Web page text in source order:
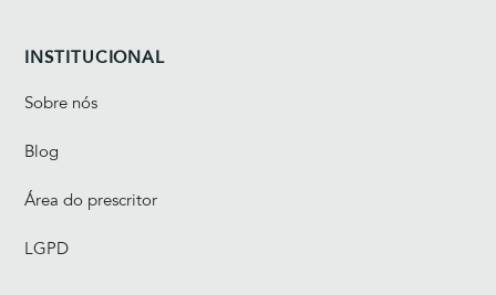
INSTITUCIONAL
Sobre nós
Blog
Área do prescritor
LGPD